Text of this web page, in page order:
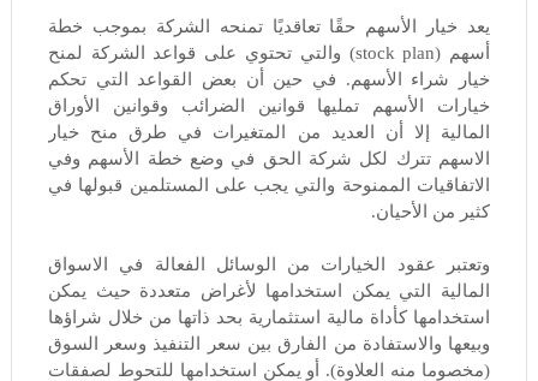
يعد خيار الأسهم حقًا تعاقديًا تمنحه الشركة بموجب خطة
أسهم (stock plan) والتي تحتوي على قواعد الشركة لمنح
خيار شراء الأسهم. في حين أن بعض القواعد التي تحكم
خيارات الأسهم تمليها قوانين الضرائب وقوانين الأوراق
المالية إلا أن العديد من المتغيرات في طرق منح خيار
الاسهم تترك لكل شركة الحق في وضع خطة الأسهم وفي
الاتفاقيات الممنوحة والتي يجب على المستلمين قبولها في
كثير من الأحيان.
وتعتبر عقود الخيارات من الوسائل الفعالة في الاسواق
المالية التي يمكن استخدامها لأغراض متعددة حيث يمكن
استخدامها كأداة مالية استثمارية بحد ذاتها من خلال شراؤها
وبيعها والاستفادة من الفارق بين سعر التنفيذ وسعر السوق
(مخصوما منه العلاوة). أو يمكن استخدامها للتحوط لصفقات